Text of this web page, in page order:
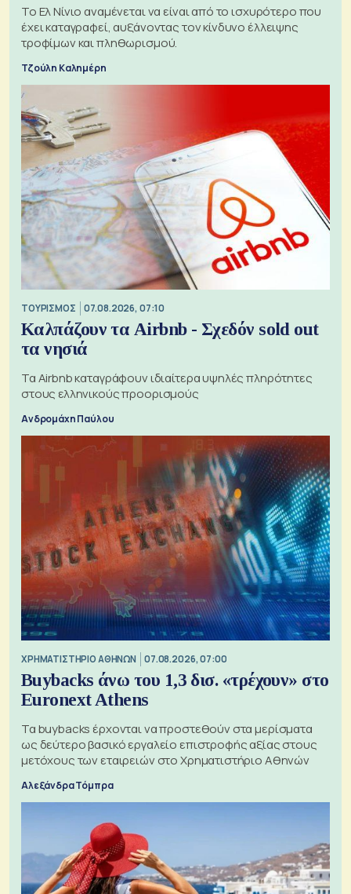
Το Ελ Νίνιο αναμένεται να είναι από το ισχυρότερο που
έχει καταγραφεί, αυξάνοντας τον κίνδυνο έλλειψης
τροφίμων και πληθωρισμού.
Τζούλη Καλημέρη
ΤΟΥΡΙΣΜΟΣ 07.08.2026, 07:10
Καλπάζουν τα Airbnb - Σχεδόν sold out
τα νησιά
Τα Airbnb καταγράφουν ιδιαίτερα υψηλές πληρότητες
στους ελληνικούς προορισμούς
Ανδρομάχη Παύλου
XΡΗΜΑΤΙΣΤΗΡΙΟ ΑΘΗΝΩΝ 07.08.2026, 07:00
Buybacks άνω του 1,3 δισ. «τρέχουν» στο
Euronext Athens
Τα buybacks έρχονται να προστεθούν στα μερίσματα
ως δεύτερο βασικό εργαλείο επιστροφής αξίας στους
μετόχους των εταιρειών στο Χρηματιστήριο Αθηνών
Αλεξάνδρα Τόμπρα